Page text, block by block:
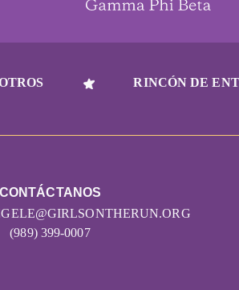
RINCÓN DE
CONTÁCTANOS
(989) 399-0007